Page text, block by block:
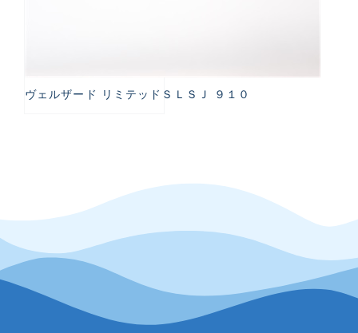
ヴェルザード リミテッドＳＬＳＪ ９１０